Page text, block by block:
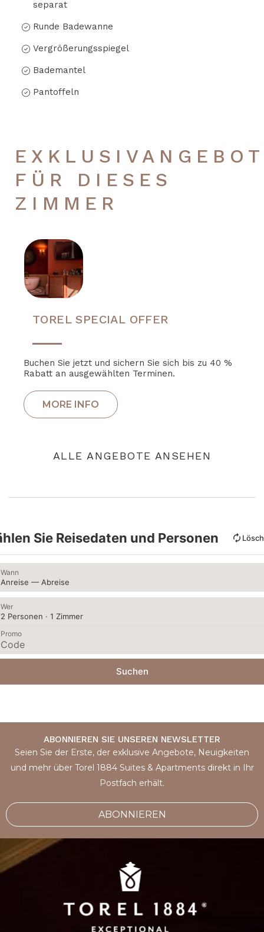
separat
Runde Badewanne
Vergrößerungsspiegel
Bademantel
Pantoffeln
EXKLUSIVANGEBOT
FÜR DIESES
ZIMMER
TOREL SPECIAL OFFER
Buchen Sie jetzt und sichern Sie sich bis zu 40 %
Rabatt an ausgewählten Terminen.
ALLE ANGEBOTE ANSEHEN
Sie Reisedaten und Personen
Wann
Anreise — Abreise
Wer
2 Personen · 1 Zimmer
Promo
Suchen
ABONNIEREN SIE UNSEREN NEWSLETTER
Seien Sie der Erste, der exklusive Angebote, Neuigkeiten
und mehr über Torel 1884 Suites & Apartments direkt in Ihr
Postfach erhält.
ABONNIEREN